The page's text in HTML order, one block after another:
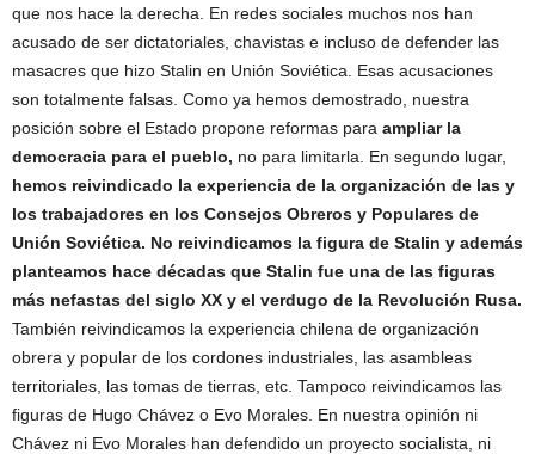
que nos hace la derecha. En redes sociales muchos nos han
acusado de ser dictatoriales, chavistas e incluso de defender las
masacres que hizo Stalin en Unión Soviética. Esas acusaciones
son totalmente falsas. Como ya hemos demostrado, nuestra
posición sobre el Estado propone reformas para ampliar la
democracia para el pueblo, no para limitarla. En segundo lugar,
hemos reivindicado la experiencia de la organización de las y
los trabajadores en los Consejos Obreros y Populares de
Unión Soviética. No reivindicamos la figura de Stalin y además
planteamos hace décadas que Stalin fue una de las figuras
más nefastas del siglo XX y el verdugo de la Revolución Rusa.
También reivindicamos la experiencia chilena de organización
obrera y popular de los cordones industriales, las asambleas
territoriales, las tomas de tierras, etc. Tampoco reivindicamos las
figuras de Hugo Chávez o Evo Morales. En nuestra opinión ni
Chávez ni Evo Morales han defendido un proyecto socialista, ni